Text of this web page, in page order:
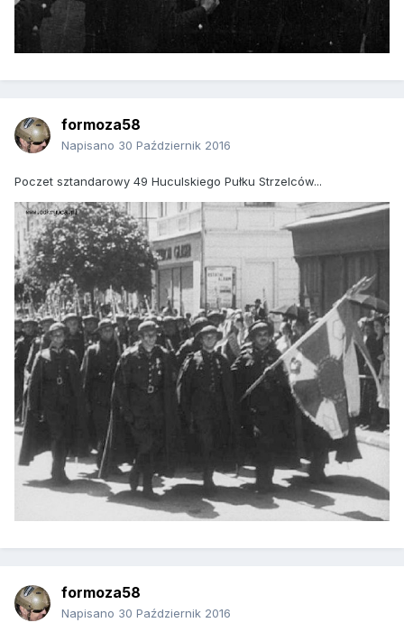
formoza58
Napisano 30 Październik 2016
Poczet sztandarowy 49 Huculskiego Pułku Strzelców...
formoza58
Napisano 30 Październik 2016